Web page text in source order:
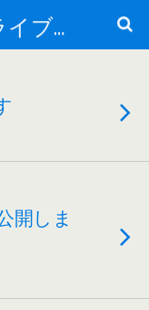
あおもり映像素材ライブラリー
開しま